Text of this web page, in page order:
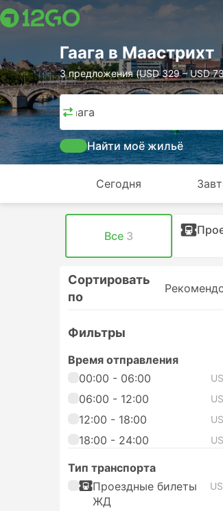
Гаага в Маастрихт
3 предложения (USD 329 – USD
Гаага
Найти моё жильё
Сегодня
Все 3
Сортировать
по
Фильтры
Время отправления
00:00 - 06:00
06:00 - 12:00
12:00 - 18:00
18:00 - 24:00
Тип транспорта
Проездные билеты
ЖД